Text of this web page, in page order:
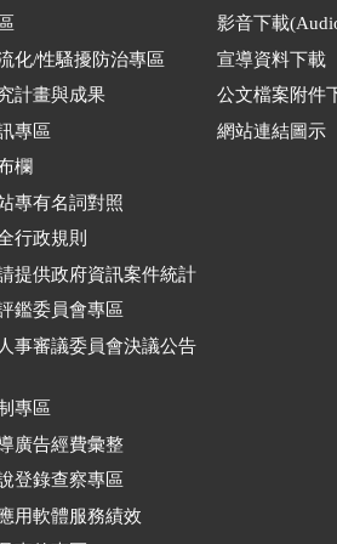
化/性騷擾防治專區
計畫與成果
專區
欄
專有名詞對照
行政規則
提供政府資訊案件統計
鑑委員會專區
事審議委員會決議公告
專區
廣告經費彙整
登錄查察專區
用軟體服務績效
影音下載
宣導資料下載
公文檔案附件
網站連結圖示